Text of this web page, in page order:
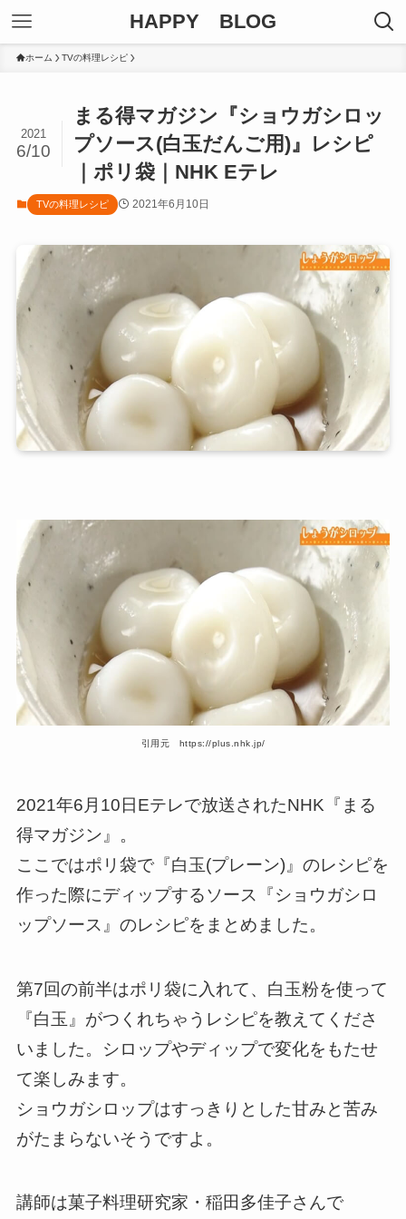
HAPPY BLOG
ホーム TVの料理レシピ
まる得マガジン『ショウガシロッ
プソース(白玉だんご用)』レシピ
｜ポリ袋｜NHK Eテレ
2021
6/10
TVの料理レシピ 2021年6月10日
引用元 https://plus.nhk.jp/
2021年6月10日Eテレで放送されたNHK『まる
得マガジン』。
ここではポリ袋で『白玉(プレーン)』のレシピを
作った際にディップするソース『ショウガシロ
ップソース』のレシピをまとめました。
第7回の前半はポリ袋に入れて、白玉粉を使って
『白玉』がつくれちゃうレシピを教えてくださ
いました。シロップやディップで変化をもたせ
て楽しみます。
ショウガシロップはすっきりとした甘みと苦み
がたまらないそうですよ。
講師は菓子料理研究家・稲田多佳子さんで